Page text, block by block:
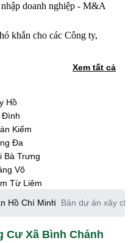
doanh nghiệp - M&A
khắn cho các Công ty,
Xem tất cả
Hồ
Đình
Kiếm
Đa
Bà Trưng
Võ
Từ Liêm
Giấy
Đông
Hồ Chí Minh Bán dự án xây
Cư Xã Bình Chánh